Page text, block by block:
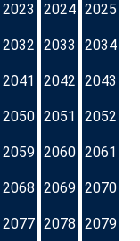
2023 2024 2025
2032 2033 2034
2041 2042 2043
2050 2051 2052
2059 2060 2061
2068 2069 2070
2077 2078 2079